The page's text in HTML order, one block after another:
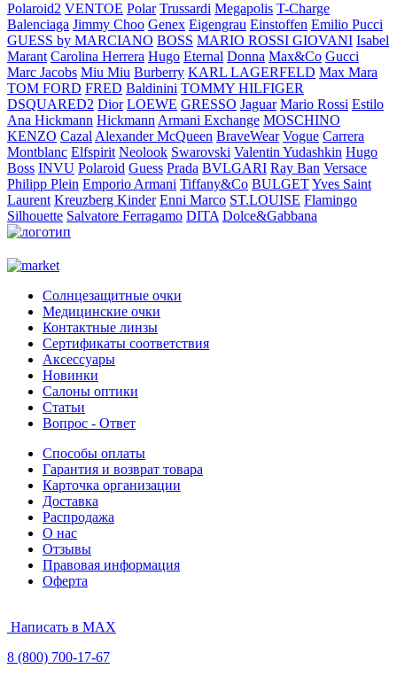
Polaroid2 VENTOE Polar Trussardi Megapolis T-Charge
Balenciaga Jimmy Choo Genex Eigengrau Einstoffen Emilio Pucci
GUESS by MARCIANO BOSS MARIO ROSSI GIOVANI Isabel
Marant Carolina Herrera Hugo Eternal Donna Max&Co Gucci
Marc Jacobs Miu Miu Burberry KARL LAGERFELD Max Mara
TOM FORD FRED Baldinini TOMMY HILFIGER
DSQUARED2 Dior LOEWE GRESSO Jaguar Mario Rossi Estilo
Ana Hickmann Hickmann Armani Exchange MOSCHINO
KENZO Cazal Alexander McQueen BraveWear Vogue Carrera
Montblanc Elfspirit Neolook Swarovski Valentin Yudashkin Hugo
Boss INVU Polaroid Guess Prada BVLGARI Ray Ban Versace
Philipp Plein Emporio Armani Tiffany&Co BULGETYves Saint
Laurent Kreuzberg Kinder Enni Marco ST.LOUISE Flamingo
Silhouette Salvatore Ferragamo DITA Dolce&Gabbana
Солнцезащитные очки
Медицинские очки
Контактные линзы
Сертификаты соответствия
Аксессуары
Новинки
Салоны оптики
Статьи
Вопрос - Ответ
Способы оплаты
Гарантия и возврат товара
Карточка организации
Доставка
Распродажа
О нас
Отзывы
Правовая информация
Оферта
Написать в MAX
8 (800) 700-17-67